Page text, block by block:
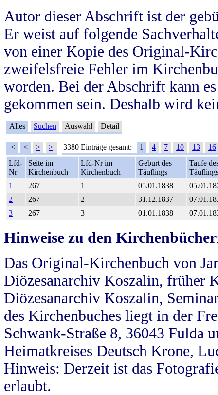
Autor dieser Abschrift ist der
Er weist auf folgende
von einer Kopie des Original-
zweifelsfreie Fehler im
worden. Bei der Abschrift kann
gekommen sein. Deshalb wird
Alles Suchen Auswahl Detail
|< < > >| 3380 Einträge gesamt: 1 4 7 10 13
16
Lfd-
Nr
Seite im
Kirchenbuch
Lfd-Nr im
Kirchenbuch
Geburt des
Täuflings
Taufe
Täuflings
1
267 1 05.01.1838
2
267 2 31.12.1837
3
267 3 01.01.1838
Hinweise zu den
Das Original-Kirchenbuch von
Diözesanarchiv Koszalin, früher
Diözesanarchiv Koszalin,
des Kirchenbuches liegt in der
Schwank-Straße 8, 36043 Fulda
Heimatkreises Deutsch Krone,
Hinweis: Derzeit ist das
erlaubt.